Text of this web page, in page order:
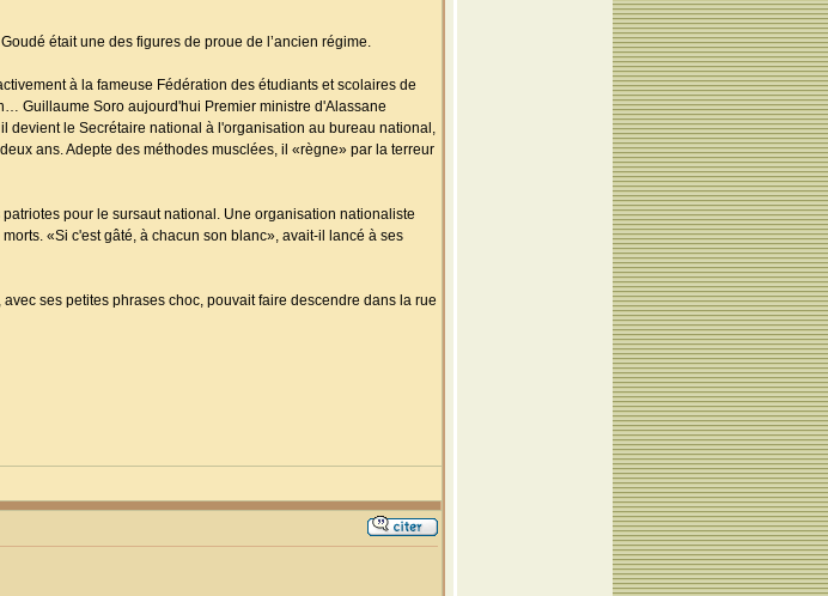
était une des figures de proue de l’ancien régime.
à la fameuse Fédération des étudiants et scolaires de
Guillaume Soro aujourd'hui Premier ministre d'Alassane
devient le Secrétaire national à l'organisation au bureau national,
ans. Adepte des méthodes musclées, il «règne» par la terreur
pour le sursaut national. Une organisation nationaliste
«Si c'est gâté, à chacun son blanc», avait-il lancé à ses
ses petites phrases choc, pouvait faire descendre dans la rue